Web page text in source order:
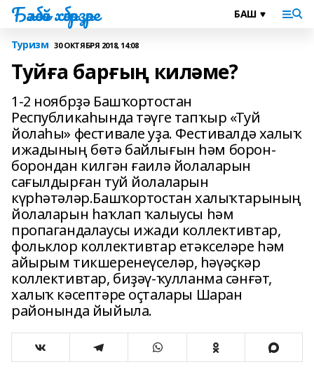
Бәләбәй хәбәрҙәре
Туризм 30 ОКТЯБРЯ 2018, 14:08
Туйға барғың киләме?
1-2 ноябрҙә Башҡортостан
Республикаһында тәүге тапҡыр «Туй
йолаһы» фестивале уҙа. Фестивалдә халыҡ
ижадының бөтә байлығын һәм борон-
борондан килгән ғаилә йолаларын
сағылдырған туй йолаларын
күрһәтәләр.Башҡортостан халыҡтарының
йолаларын һаҡлап ҡалыусы һәм
пропагандалаусы ижади коллективтар,
фольклор коллективтар етәкселәре һәм
айырым тикшеренеүселәр, һәүәҫкәр
коллективтар, биҙәү-ҡулланма сәнғәт,
халыҡ кәсептәре оҫталары Шаран
районында йыйыла.